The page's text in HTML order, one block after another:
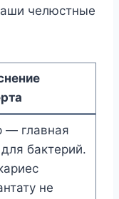
челюстные
— главная
бактерий.
не